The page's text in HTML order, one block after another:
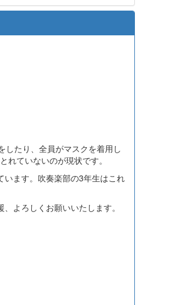
たり、全員がマスクを着用し
ていないのが現状です。
ます。吹奏楽部の3年生はこれ
よろしくお願いいたします。